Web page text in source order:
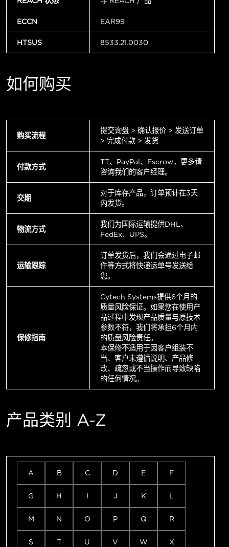
ECCN EAR99
HTSUS 8533.21.0030
如何购买
购买流程
提交询盘 > 确认报价 > 发送订单
> 完成付款 > 发货
付款方式
TT、PayPal、Escrow，更多请
咨询我们的客户经理。
交期
对于库存产品，订单预计在3天
内发货。
物流方式
我们为国际运输提供DHL、
FedEx、UPS。
运输跟踪
订单发货后，我们会通过电子邮
件等方式将快递运单号发送给
您。
保修指南
Cytech Systems提供6个月的
质量风险保证。如果您在使用产
品过程中发现产品质量与原技术
参数不符，我们将承担6个月内
的质量风险责任。
本保修不适用于因客户组装不
当、客户未遵循说明、产品修
改、疏忽或不当操作而导致缺陷
的任何情况。
产品类别 A-Z
A B C D E F
G H I J K L
M N O P Q R
S T U V W X